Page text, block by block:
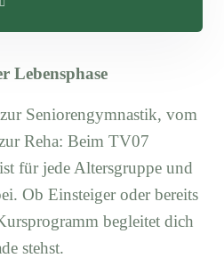
Lebensphase
Seniorengymnastik, vom
Reha: Beim TV07
für jede Altersgruppe und
Ob Einsteiger oder bereits
begleitet dich
stehst.